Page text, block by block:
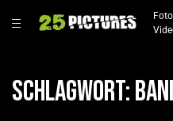
Schlagwort: